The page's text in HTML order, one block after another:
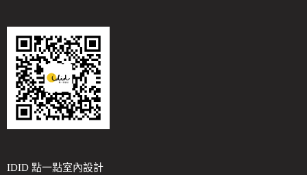
IDID 點一點室內設計